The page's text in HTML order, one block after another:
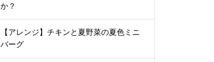
か？
【アレンジ】チキンと夏野菜の夏色ミニ
バーグ